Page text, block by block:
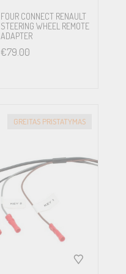
FOUR CONNECT RENAULT
STEERING WHEEL REMOTE
ADAPTER
€79.00
GREITAS PRISTATYMAS